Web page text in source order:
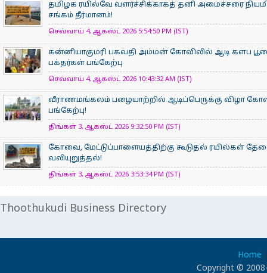
தமிழக ரயில்வே வளர்ச்சிக்காகத் தனி அமைச்சரை
சங்கம் தீர்மானம்!
செவ்வாய் 4, ஆகஸ்ட் 2026 5:54:50 PM (IST)
கன்னியாகுமரி பகவதி அம்மன் கோவிலில் ஆடி களப
பக்தர்கள் பங்கேற்பு
செவ்வாய் 4, ஆகஸ்ட் 2026 10:43:32 AM (IST)
வீராணமங்கலம் பழையாற்றில் ஆடிப்பெருக்கு விழா
பங்கேற்பு!
திங்கள் 3, ஆகஸ்ட் 2026 9:32:50 PM (IST)
கோவை, மேட்டுப்பாளையத்திற்கு கூடுதல் ரயில்கள்
வலியுறுத்தல்!
திங்கள் 3, ஆகஸ்ட் 2026 3:53:34 PM (IST)
Thoothukudi Business Directory
Home
Copyright ©